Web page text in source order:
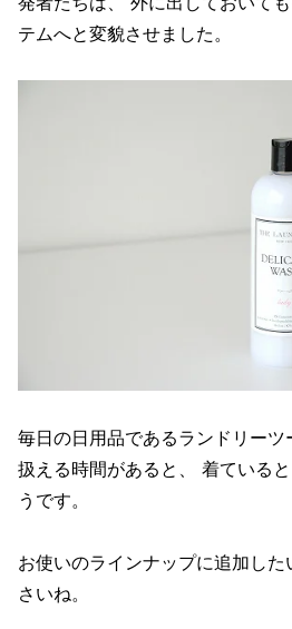
テムへと変貌させました。
毎日の日用品であるランドリー
扱える時間があると、 着ている
うです。
お使いのラインナップに追加し
さいね。